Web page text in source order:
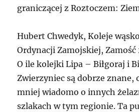
graniczącej z Roztoczem:
Hubert Chwedyk, Koleje
Ordynacji Zamojskiej, Zamość
O ile kolejki Lipa – Biłgoraj i
Zwierzyniec są dobrze znane,
mniej wiadomo o innych
szlakach w tym regionie. Ta